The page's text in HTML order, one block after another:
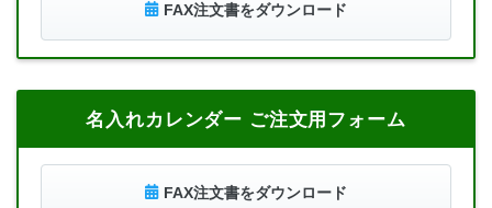
FAX注文書をダウンロード
名入れカレンダー ご注文用フォーム
FAX注文書をダウンロード